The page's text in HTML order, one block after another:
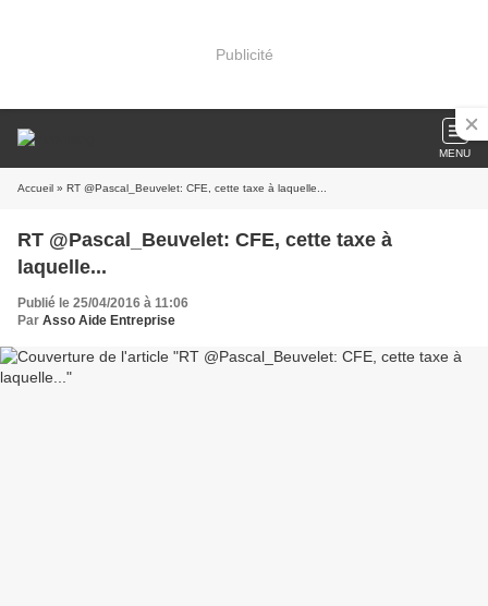
Publicité
MENU
Accueil » RT @Pascal_Beuvelet: CFE, cette taxe à laquelle...
RT @Pascal_Beuvelet: CFE, cette taxe à
laquelle...
Publié le 25/04/2016 à 11:06
Par Asso Aide Entreprise